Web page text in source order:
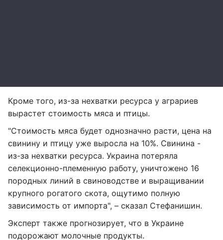
Кроме того, из-за нехватки ресурса у аграриев
вырастет стоимость мяса и птицы.
"Стоимость мяса будет однозначно расти, цена на
свинину и птицу уже выросла на 10%. Свинина -
из-за нехватки ресурса. Украина потеряла
селекционно-племенную работу, уничтожено 16
породных линий в свиноводстве и выращивании
крупного рогатого скота, ощутимо полную
зависимость от импорта", – сказал Стефанишин.
Эксперт также прогнозирует, что в Украине
подорожают молочные продукты.